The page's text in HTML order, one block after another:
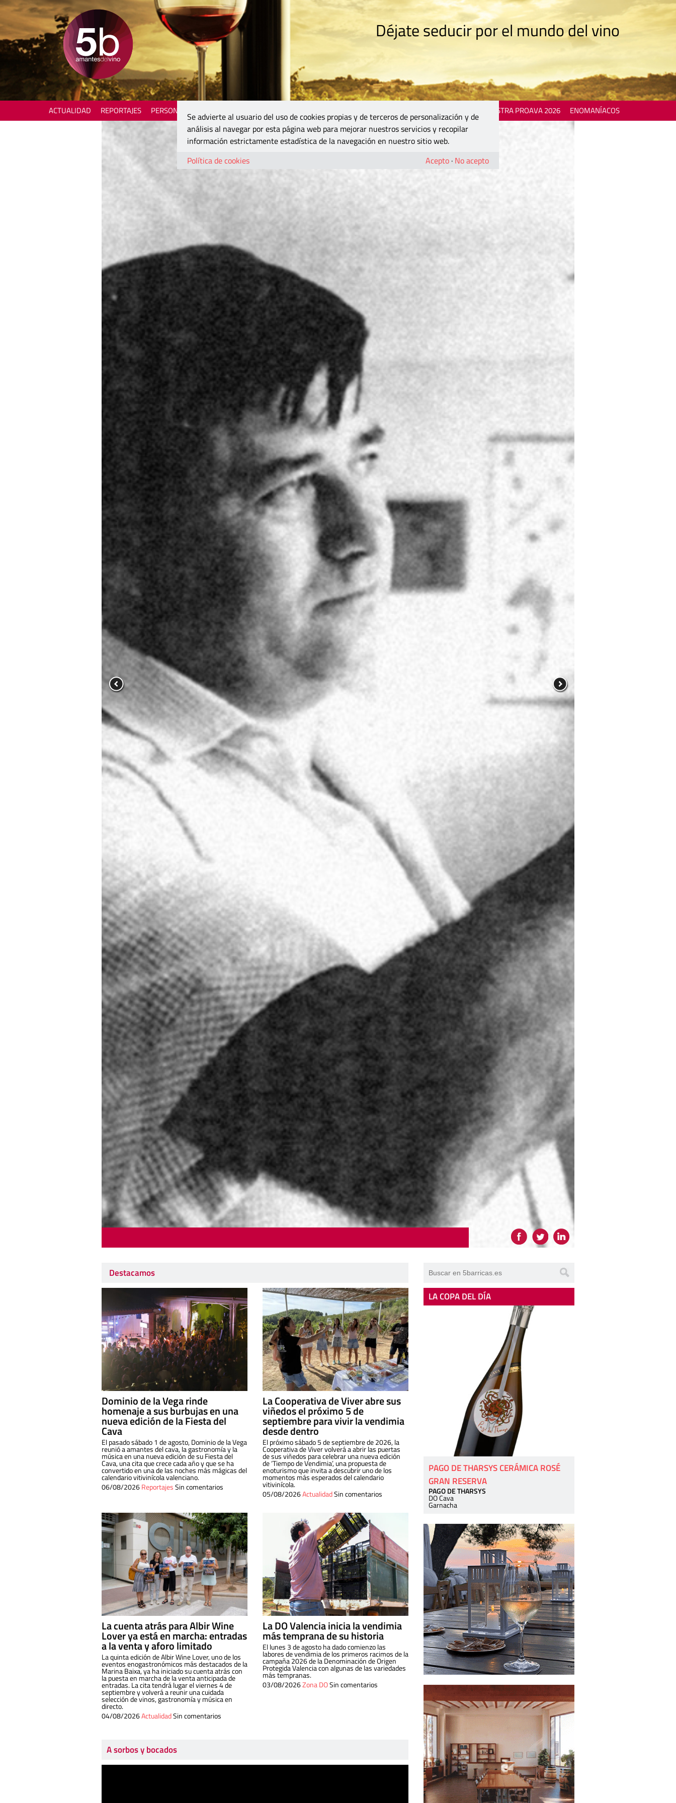
Déjate seducir por el mundo del vino
ACTUALIDAD REPORTAJES PERSONAJES MOSTRA PROAVA 2026 ENOMANÍACOS
Destacamos
Dominio de la Vega rinde
homenaje a sus burbujas en una
nueva edición de la Fiesta del
Cava
El pasado sábado 1 de agosto, Dominio de la Vega
reunió a amantes del cava, la gastronomía y la
música en una nueva edición de su Fiesta del
Cava, una cita que crece cada año y que se ha
convertido en una de las noches más mágicas del
calendario vitivinícola valenciano.
06/08/2026ReportajesSin comentarios
La Cooperativa de Viver abre sus
viñedos el próximo 5 de
septiembre para vivir la vendimia
desde dentro
El próximo sábado 5 de septiembre de 2026, la
Cooperativa de Viver volverá a abrir las puertas
de sus viñedos para celebrar una nueva edición
de ‘Tiempo de Vendimia’, una propuesta de
enoturismo que invita a descubrir uno de los
momentos más esperados del calendario
vitivinícola.
05/08/2026ActualidadSin comentarios
La cuenta atrás para Albir Wine
Lover ya está en marcha: entradas
a la venta y aforo limitado
La quinta edición de Albir Wine Lover, uno de los
eventos enogastronómicos más destacados de la
Marina Baixa, ya ha iniciado su cuenta atrás con
la puesta en marcha de la venta anticipada de
entradas. La cita tendrá lugar el viernes 4 de
septiembre y volverá a reunir una cuidada
selección de vinos, gastronomía y música en
directo.
04/08/2026ActualidadSin comentarios
La DO Valencia inicia la vendimia
más temprana de su historia
El lunes 3 de agosto ha dado comienzo las
labores de vendimia de los primeros racimos de la
campaña 2026 de la Denominación de Origen
Protegida Valencia con algunas de las variedades
más tempranas.
03/08/2026Zona DOSin comentarios
A sorbos y bocados
LA COPA DEL DÍA
PAGO DE THARSYS CERÁMICA ROSÉ
GRAN RESERVA
PAGO DE THARSYS
DO Cava
Garnacha
Se advierte al usuario del uso de cookies propias y de terceros de personalización y de
análisis al navegar por esta página web para mejorar nuestros servicios y recopilar
información estrictamente estadística de la navegación en nuestro sitio web.
Política de cookies
Acepto · No acepto